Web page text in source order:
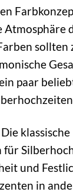
Atmosphäre
sollten
paar
Die klassische
und
in